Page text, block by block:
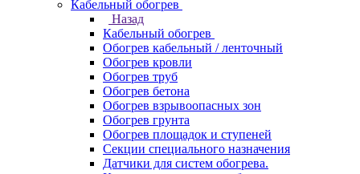
Кабельный обогрев
Назад
Кабельный обогрев
Обогрев кабельный / ленточный
Обогрев кровли
Обогрев труб
Обогрев бетона
Обогрев взрывоопасных зон
Обогрев грунта
Обогрев площадок и ступеней
Секции специального назначения
Датчики для систем обогрева.